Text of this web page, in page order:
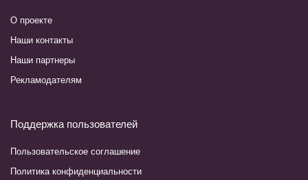
О проекте
Наши контакты
Наши партнеры
Рекламодателям
Поддержка пользователей
Пользовательское соглашение
Политика конфиденциальности